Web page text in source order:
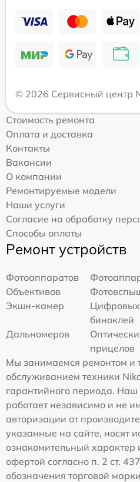
© 2026 Сервисный центр
Стоимость ремонта
Оплата и доставка
Контакты
Вакансии
О компании
Ремонтируемые модели
Наши услуги
Согласие на обработку
Способы оплаты
Ремонт устройств
Фотоаппаратов
Объективов
Экшн-камер
Цифровых
биноклей
Дальномеров
прицелов
Мы занимаемся ремонтом и
обслуживанием техники
гарантийного периода.
работает независимо и не
авторизации от
указанные на сайте, носят
ознакомительный характер
офертой согласно п. 2 ст.
обозначения торговой